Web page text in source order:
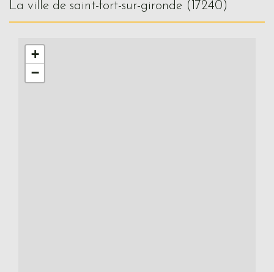
la ville de saint-fort-sur-gironde (17240)
+
−